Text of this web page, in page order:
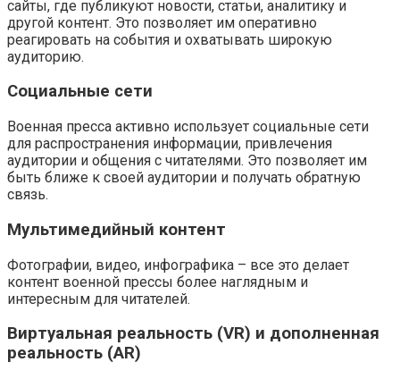
сайты, где публикуют новости, статьи, аналитику и
другой контент. Это позволяет им оперативно
реагировать на события и охватывать широкую
аудиторию.
Социальные сети
Военная пресса активно использует социальные сети
для распространения информации, привлечения
аудитории и общения с читателями. Это позволяет им
быть ближе к своей аудитории и получать обратную
связь.
Мультимедийный контент
Фотографии, видео, инфографика – все это делает
контент военной прессы более наглядным и
интересным для читателей.
Виртуальная реальность (VR) и дополненная
реальность (AR)